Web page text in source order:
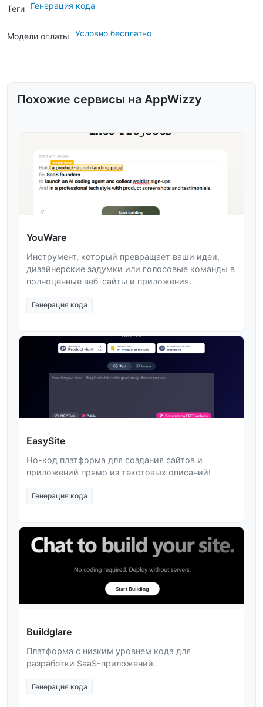
Теги Генерация кода
Модели оплаты Условно бесплатно
Похожие сервисы на AppWizzy
YouWare
Инструмент, который превращает ваши идеи,
дизайнерские задумки или голосовые команды в
полноценные веб-сайты и приложения.
Генерация кода
EasySite
Но-код платформа для создания сайтов и
приложений прямо из текстовых описаний!
Генерация кода
Buildglare
Платформа с низким уровнем кода для
разработки SaaS-приложений.
Генерация кода